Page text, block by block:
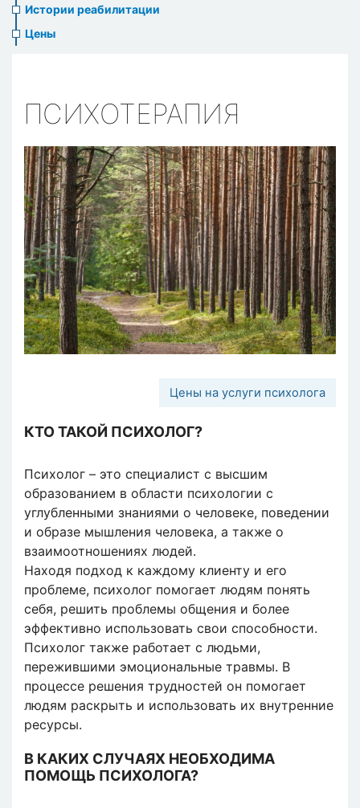
Истории реабилитации
Цены
ПСИХОТЕРАПИЯ
Цены на услуги психолога
КТО ТАКОЙ ПСИХОЛОГ?
Психолог – это специалист с высшим
образованием в области психологии с
углубленными знаниями о человеке, поведении
и образе мышления человека, а также о
взаимоотношениях людей.
Находя подход к каждому клиенту и его
проблеме, психолог помогает людям понять
себя, решить проблемы общения и более
эффективно использовать свои способности.
Психолог также работает с людьми,
пережившими эмоциональные травмы. В
процессе решения трудностей он помогает
людям раскрыть и использовать их внутренние
ресурсы.
В КАКИХ СЛУЧАЯХ НЕОБХОДИМА
ПОМОЩЬ ПСИХОЛОГА?